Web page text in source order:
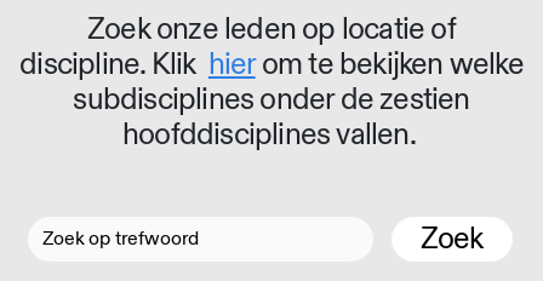
Zoek onze leden op locatie of
discipline. Klik hierom te bekijken welke
subdisciplines onder de zestien
hoofddisciplines vallen.
Zoek